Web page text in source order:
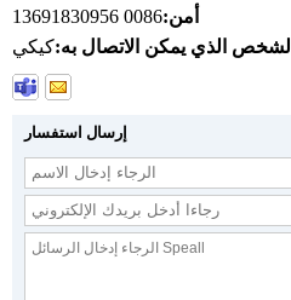
أمن:0086 13691830956
الشخص الذي يمكن الاتصال به:كيكي
إرسال استفسار